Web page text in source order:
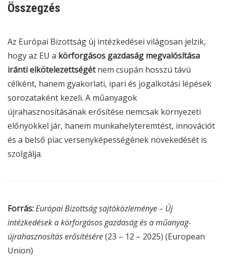
Összegzés
Az Európai Bizottság új intézkedései világosan jelzik,
hogy az EU a körforgásos gazdaság megvalósítása
iránti elkötelezettségétnem csupán hosszú távú
célként, hanem gyakorlati, ipari és jogalkotási lépések
sorozataként kezeli. A műanyagok
újrahasznosításának erősítése nemcsak környezeti
előnyökkel jár, hanem munkahelyteremtést, innovációt
és a belső piac versenyképességének növekedését is
szolgálja.
Forrás:Európai Bizottság sajtóközleménye – Új
intézkedések a körforgásos gazdaság és a műanyag-
újrahasznosítás erősítésére(23 – 12 – 2025) (European
Union)